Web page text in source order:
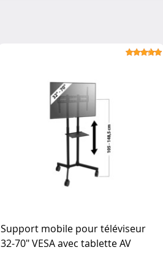
Support mobile pour téléviseur
32-70" VESA avec tablette AV